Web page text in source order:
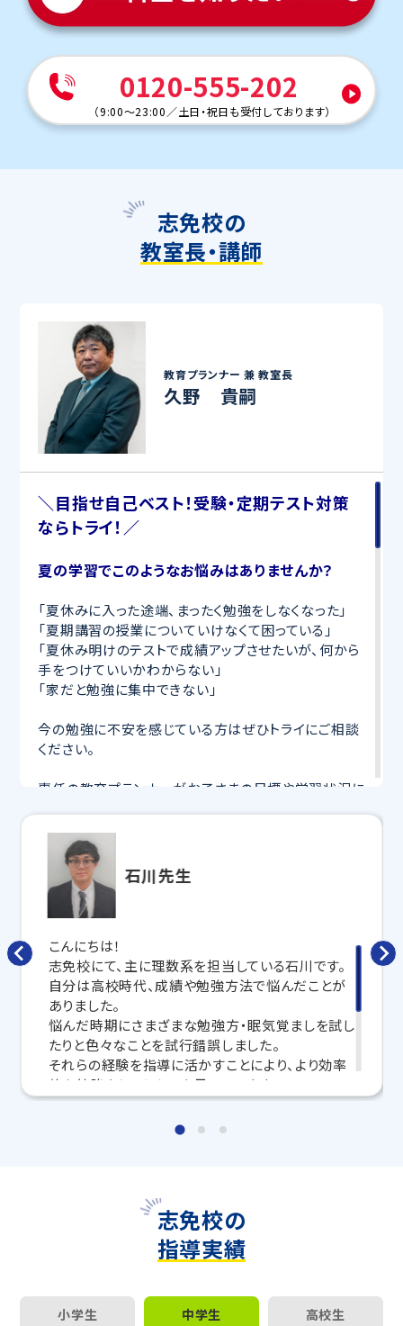
0120-555-202
（9:00～23:00 ／土日・祝日も受付しております）
志免校の
教室長・講師
教育プランナー 兼教室長
久野 貴嗣
＼目指せ自己ベスト！受験・定期テスト対策
ならトライ！／
夏の学習でこのようなお悩みはありませんか？
「夏休みに入った途端、まったく勉強をしなくなった」
「夏期講習の授業についていけなくて困っている」
「夏休み明けのテストで成績アップさせたいが、何から
手をつけていいかわからない」
「家だと勉強に集中できない」
今の勉強に不安を感じている方はぜひトライにご相談
ください。
専任の教育プランナーがお子さまの目標や学習状況に
完全マンツーマン
寧に教えてくれるから、効率良く成績アップを目指せま
さらに、授業日以外も利用できる
要科目の対策ができる
します。
トライで一緒に、今までで一番成長できる夏にしよ
う！
マンツーマンの無料体験授業、学習相談、教室見学は
いつでも受付中です。
お問い合わせは→こちら
◆ 2026年度入試 合格実績 ◆
大阪大、九州大、広島大、熊本大、九州工業大、北九州
市立大、福岡女子大、福岡教育大、早稲田大、慶應義
大、立命館大、関西学院大、関西大、西南学院大、福岡
大 他多数
石川先生
こんにちは！
志免校にて、主に理数系を担当している石川です。
自分は高校時代、成績や勉強方法で悩んだことが
ありました。
悩んだ時期にさまざまな勉強方・眠気覚ましを試し
たりと色々なことを試行錯誤しました。
それらの経験を指導に活かすことにより、より効率
的な勉強をしてほしいと思っています。
勉強だけでなく部活や私生活も充実させましょ
志免校の
指導実績
小学生 中学生 高校生